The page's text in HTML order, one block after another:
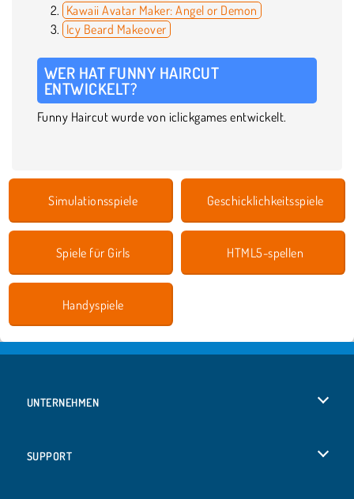
Kawaii Avatar Maker: Angel or Demon
Icy Beard Makeover
WER HAT FUNNY HAIRCUT
ENTWICKELT?
Funny Haircut wurde von iclickgames entwickelt.
Simulationsspiele Geschicklichkeitsspiele
Spiele für Girls HTML5-spellen
Handyspiele
UNTERNEHMEN
SUPPORT